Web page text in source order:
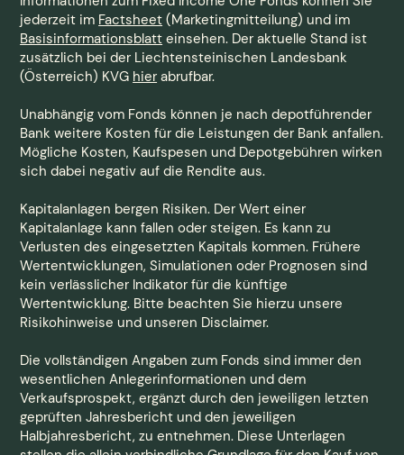
jederzeit im Factsheet (Marketingmitteilung) und im
Basisinformationsblatt einsehen. Der aktuelle Stand ist
zusätzlich bei der Liechtensteinischen Landesbank
(Österreich) KVG hier abrufbar.
Unabhängig vom Fonds können je nach depotführender
Bank weitere Kosten für die Leistungen der Bank anfallen.
Mögliche Kosten, Kaufspesen und Depotgebühren wirken
sich dabei negativ auf die Rendite aus.
Kapitalanlagen bergen Risiken. Der Wert einer
Kapitalanlage kann fallen oder steigen. Es kann zu
Verlusten des eingesetzten Kapitals kommen. Frühere
Wertentwicklungen, Simulationen oder Prognosen sind
kein verlässlicher Indikator für die künftige
Wertentwicklung. Bitte beachten Sie hierzu unsere
Risikohinweise und unseren Disclaimer.
Die vollständigen Angaben zum Fonds sind immer den
wesentlichen Anlegerinformationen und dem
Verkaufsprospekt, ergänzt durch den jeweiligen letzten
geprüften Jahresbericht und den jeweiligen
Halbjahresbericht, zu entnehmen. Diese Unterlagen